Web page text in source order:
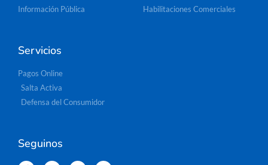
Información Pública
Habilitaciones Comerciales
Servicios
Pagos Online
Salta Activa
Defensa del Consumidor
Seguinos